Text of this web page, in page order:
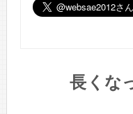
長くな